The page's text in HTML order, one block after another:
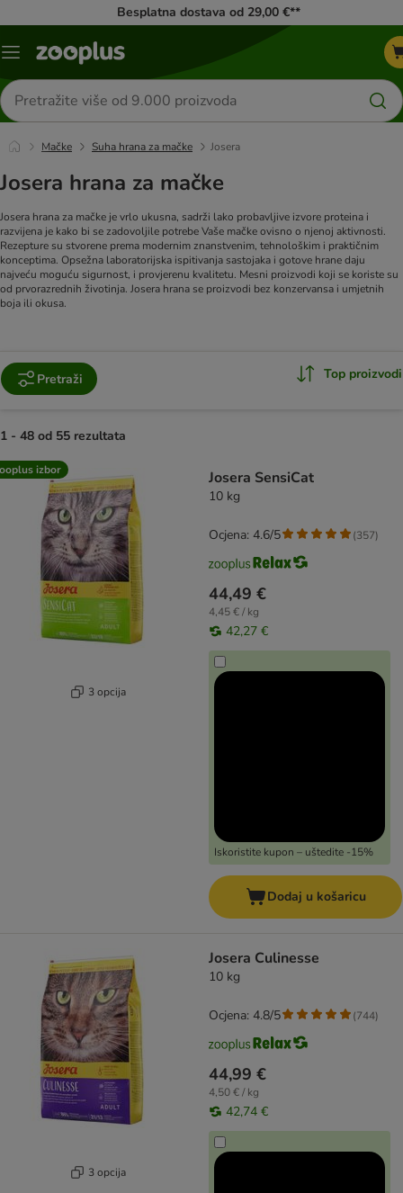
Besplatna dostava od 29,00 €**
Izbornik
Traži
proizvode
Mačke Suha hrana za mačke Josera
Josera hrana za mačke
Josera hrana za mačke je vrlo ukusna, sadrži lako probavljive izvore proteina i
razvijena je kako bi se zadovoljile potrebe Vaše mačke ovisno o njenoj aktivnosti.
Rezepture su stvorene prema modernim znanstvenim, tehnološkim i praktičnim
konceptima. Opsežna laboratorijska ispitivanja sastojaka i gotove hrane daju
najveću moguću sigurnost, i provjerenu kvalitetu. Mesni proizvodi koji se koriste su
od prvorazrednih životinja. Josera hrana se proizvodi bez konzervansa i umjetnih
boja ili okusa.
Pretraži Top proizvodi
1 - 48 od 55 rezultata
artikli proizvoda su promijenjeni
izbor
3 opcija
Josera SensiCat
10 kg
44,49 €
4,45 € / kg
42,27 €
Iskoristite kupon – uštedite -15%
Ocjena: 4.6/5 (357)
Dodaj u košaricu
3 opcija
Josera Culinesse
10 kg
44,99 €
4,50 € / kg
42,74 €
Ocjena: 4.8/5 (744)